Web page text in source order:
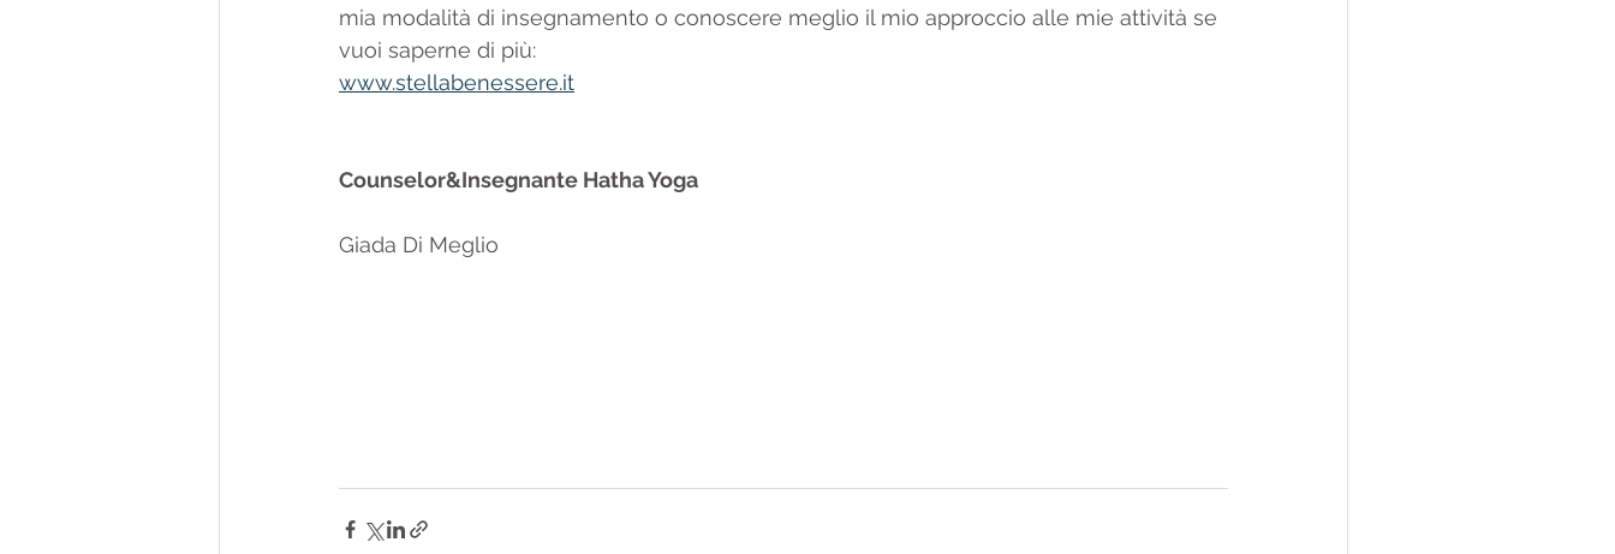
mia modalità di insegnamento o conoscere meglio il mio approccio alle mie attività se
vuoi saperne di più:
www.stellabenessere.it
Counselor&Insegnante Hatha Yoga
Giada Di Meglio